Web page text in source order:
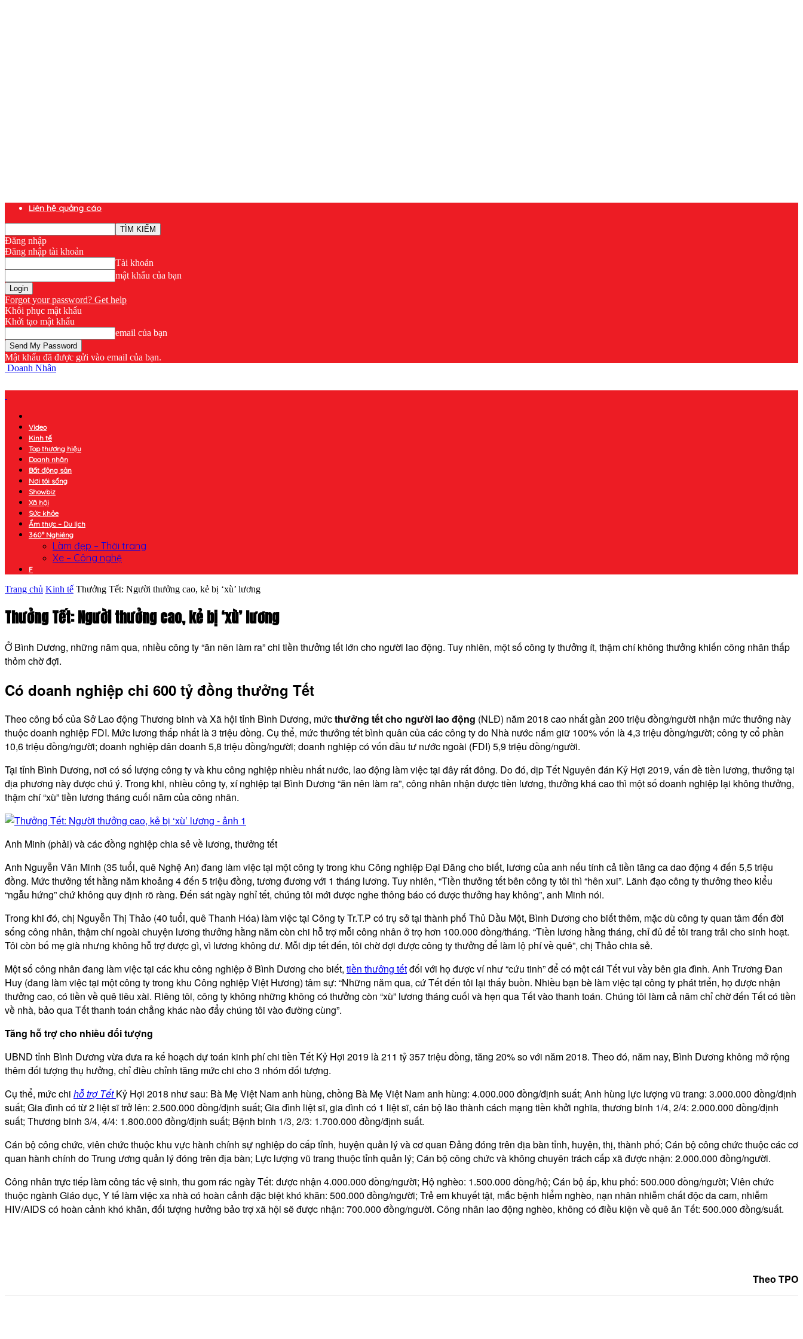
Liên hệ quảng cáo
Đăng nhập
Đăng nhập tài khoản
Tài khoản
mật khẩu của bạn
Forgot your password? Get help
Khôi phục mật khẩu
Khởi tạo mật khẩu
email của bạn
Mật khẩu đã được gửi vào email của bạn.
Doanh Nhân
Video
Kinh tế
Top thương hiệu
Doanh nhân
Bất động sản
Nơi tôi sống
Showbiz
Xã hội
Sức khỏe
Ẩm thực – Du lịch
360° Nghiêng
Làm đẹp – Thời trang
Xe – Công nghệ
F
Trang chủ Kinh tế Thưởng Tết: Người thưởng cao, kẻ bị ‘xù’ lương
Thưởng Tết: Người thưởng cao, kẻ bị ‘xù’ lương
Ở Bình Dương, những năm qua, nhiều công ty “ăn nên làm ra” chi tiền thưởng tết lớn cho người lao động. Tuy nhiên, một số công ty thưởng ít, thậm chí không thưởng khiến công nhân thấp
thỏm chờ đợi.
Có doanh nghiệp chi 600 tỷ đồng thưởng Tết
Theo công bố của Sở Lao động Thương binh và Xã hội tỉnh Bình Dương, mứcthưởng tết cho người lao động (NLĐ) năm 2018 cao nhất gần 200 triệu đồng/người nhận mức thưởng này
thuộc doanh nghiệp FDI. Mức lương thấp nhất là 3 triệu đồng. Cụ thể, mức thưởng tết bình quân của các công ty do Nhà nước nắm giữ 100% vốn là 4,3 triệu đồng/người; công ty cổ phần
10,6 triệu đồng/người; doanh nghiệp dân doanh 5,8 triệu đồng/người; doanh nghiệp có vốn đầu tư nước ngoài (FDI) 5,9 triệu đồng/người.
Tại tỉnh Bình Dương, nơi có số lượng công ty và khu công nghiệp nhiều nhất nước, lao động làm việc tại đây rất đông. Do đó, dịp Tết Nguyên đán Kỷ Hợi 2019, vấn đề tiền lương, thưởng tại
địa phương này được chú ý. Trong khi, nhiều công ty, xí nghiệp tại Bình Dương “ăn nên làm ra”, công nhân nhận được tiền lương, thưởng khá cao thì một số doanh nghiệp lại không thưởng,
thậm chí “xù” tiền lương tháng cuối năm của công nhân.
Anh Minh (phải) và các đồng nghiệp chia sẻ về lương, thưởng tết
Anh Nguyễn Văn Minh (35 tuổi, quê Nghệ An) đang làm việc tại một công ty trong khu Công nghiệp Đại Đăng cho biết, lương của anh nếu tính cả tiền tăng ca dao động 4 đến 5,5 triệu
đồng. Mức thưởng tết hằng năm khoảng 4 đến 5 triệu đồng, tương đương với 1 tháng lương. Tuy nhiên, “Tiền thưởng tết bên công ty tôi thì “hên xui”. Lãnh đạo công ty thưởng theo kiểu
“ngẫu hứng” chứ không quy định rõ ràng. Đến sát ngày nghỉ tết, chúng tôi mới được nghe thông báo có được thưởng hay không”, anh Minh nói.
Trong khi đó, chị Nguyễn Thị Thảo (40 tuổi, quê Thanh Hóa) làm việc tại Công ty Tr.T.P có trụ sở tại thành phố Thủ Dầu Một, Bình Dương cho biết thêm, mặc dù công ty quan tâm đến đời
sống công nhân, thậm chí ngoài chuyện lương thưởng hằng năm còn chi hỗ trợ mỗi công nhân ở trọ hơn 100.000 đồng/tháng. “Tiền lương hằng tháng, chỉ đủ để tôi trang trải cho sinh hoạt.
Tôi còn bố mẹ già nhưng không hỗ trợ được gì, vì lương không dư. Mỗi dịp tết đến, tôi chờ đợi được công ty thưởng để làm lộ phí về quê”, chị Thảo chia sẻ.
Một số công nhân đang làm việc tại các khu công nghiệp ở Bình Dương cho biết, tiền thưởng tếtđối với họ được ví như “cứu tinh” để có một cái Tết vui vầy bên gia đình. Anh Trương Đan
Huy (đang làm việc tại một công ty trong khu Công nghiệp Việt Hương) tâm sự: “Những năm qua, cứ Tết đến tôi lại thấy buồn. Nhiều bạn bè làm việc tại công ty phát triển, họ được nhận
thưởng cao, có tiền về quê tiêu xài. Riêng tôi, công ty không những không có thưởng còn “xù” lương tháng cuối và hẹn qua Tết vào thanh toán. Chúng tôi làm cả năm chỉ chờ đến Tết có tiền
về nhà, bảo qua Tết thanh toán chẳng khác nào đẩy chúng tôi vào đường cùng”.
Tăng hỗ trợ cho nhiều đối tượng
UBND tỉnh Bình Dương vừa đưa ra kế hoạch dự toán kinh phí chi tiền Tết Kỷ Hợi 2019 là 211 tỷ 357 triệu đồng, tăng 20% so với năm 2018. Theo đó, năm nay, Bình Dương không mở rộng
thêm đối tượng thụ hưởng, chỉ điều chỉnh tăng mức chi cho 3 nhóm đối tượng.
Cụ thể, mức chi hỗ trợ TếtKỷ Hợi 2018 như sau: Bà Mẹ Việt Nam anh hùng, chồng Bà Mẹ Việt Nam anh hùng: 4.000.000 đồng/định suất; Anh hùng lực lượng vũ trang: 3.000.000 đồng/định
suất; Gia đình có từ 2 liệt sĩ trở lên: 2.500.000 đồng/định suất; Gia đình liệt sĩ, gia đình có 1 liệt sĩ, cán bộ lão thành cách mạng tiền khởi nghĩa, thương binh 1/4, 2/4: 2.000.000 đồng/định
suất; Thương binh 3/4, 4/4: 1.800.000 đồng/định suất; Bệnh binh 1/3, 2/3: 1.700.000 đồng/định suất.
Cán bộ công chức, viên chức thuộc khu vực hành chính sự nghiệp do cấp tỉnh, huyện quản lý và cơ quan Đảng đóng trên địa bàn tỉnh, huyện, thị, thành phố; Cán bộ công chức thuộc các cơ
quan hành chính do Trung ương quản lý đóng trên địa bàn; Lực lượng vũ trang thuộc tỉnh quản lý; Cán bộ công chức và không chuyên trách cấp xã được nhận: 2.000.000 đồng/người.
Công nhân trực tiếp làm công tác vệ sinh, thu gom rác ngày Tết: được nhận 4.000.000 đồng/người; Hộ nghèo: 1.500.000 đồng/hộ; Cán bộ ấp, khu phố: 500.000 đồng/người; Viên chức
thuộc ngành Giáo dục, Y tế làm việc xa nhà có hoàn cảnh đặc biệt khó khăn: 500.000 đồng/người; Trẻ em khuyết tật, mắc bệnh hiểm nghèo, nạn nhân nhiễm chất độc da cam, nhiễm
HIV/AIDS có hoàn cảnh khó khăn, đối tượng hưởng bảo trợ xã hội sẽ được nhận: 700.000 đồng/người. Công nhân lao động nghèo, không có điều kiện về quê ăn Tết: 500.000 đồng/suất.
Theo TPO